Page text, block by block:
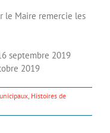
le Maire remercie les
septembre 2019
2019
Histoires de